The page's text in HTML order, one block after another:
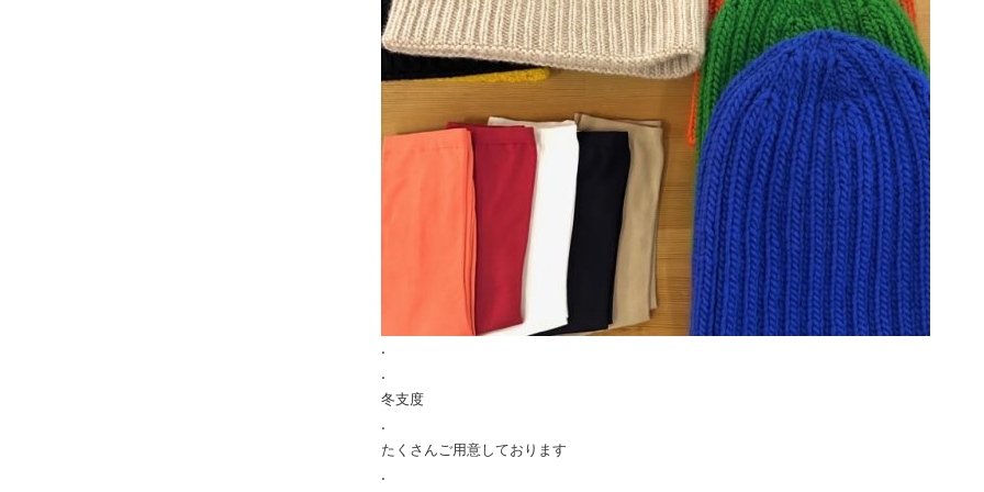
.
.
冬支度
.
たくさんご用意しております
.